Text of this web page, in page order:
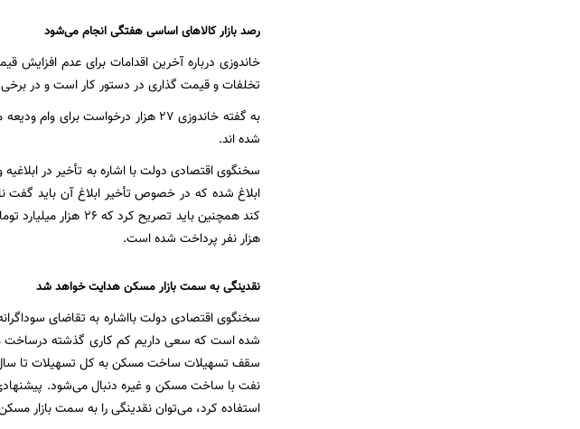
رصد بازار کالاهای اساسی هفتگی انجام می‌شود
خاندوزی درباره آخرین اقدامات برای عدم
تخلفات و قیمت گذاری در دستور کار است و در
شده اند.
ابلاغ شده که در خصوص تأخیر ابلاغ آن باید گفت
هزار نفر پرداخت شده است.
نقدینگی به سمت بازار مسکن هدایت خواهد شد
شده است که سعی داریم کم کاری گذشته درساخت
سقف تسهیلات ساخت مسکن به کل تسهیلات تا سال
نفت با ساخت مسکن و غیره دنبال می‌شود. پیشنهادی
استفاده کرد، می‌توان نقدینگی را به سمت بازار